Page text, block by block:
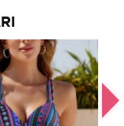
baie din 2 piese slip cl..
lei